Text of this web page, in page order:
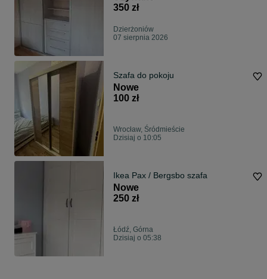
350 zł
Dzierżoniów
07 sierpnia 2026
Szafa do pokoju
Nowe
100 zł
Wrocław, Śródmieście
Dzisiaj o 10:05
Ikea Pax / Bergsbo szafa
Nowe
250 zł
Łódź, Górna
Dzisiaj o 05:38